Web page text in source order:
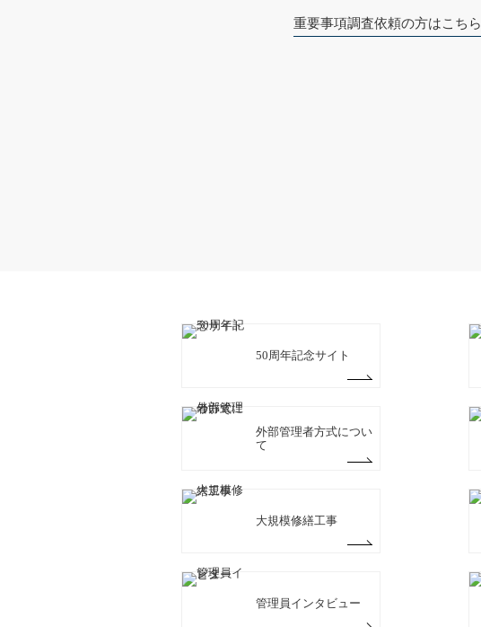
重要事項調査依頼の方はこちら
50周年記念サイト
外部管理者方式につい
て
大規模修繕工事
管理員インタビュー